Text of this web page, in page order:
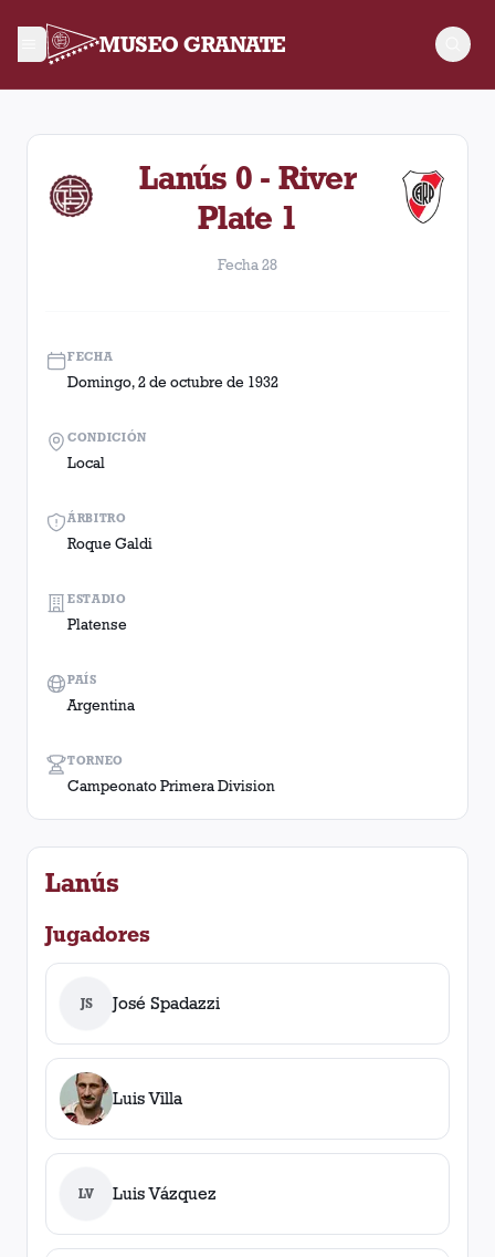
MUSEO GRANATE
Fecha 28. Partido entre Lanús y River Plate disputado el
Lanús 0 - River
Plate 1
Fecha 28
FECHA
Domingo, 2 de octubre de 1932
ÁRBITRO
Roque Galdi
TORNEO
Campeonato Primera Division
CONDICIÓN
Local
ESTADIO
Platense
PAÍS
Argentina
Lanús
Jugadores
JS José Spadazzi
Luis Villa
LV Luis Vázquez